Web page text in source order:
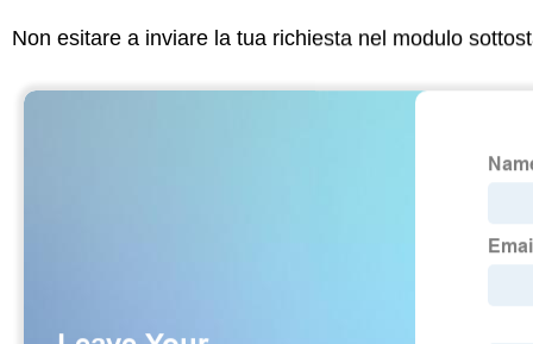
Non esitare a inviare la tua richiesta nel modulo